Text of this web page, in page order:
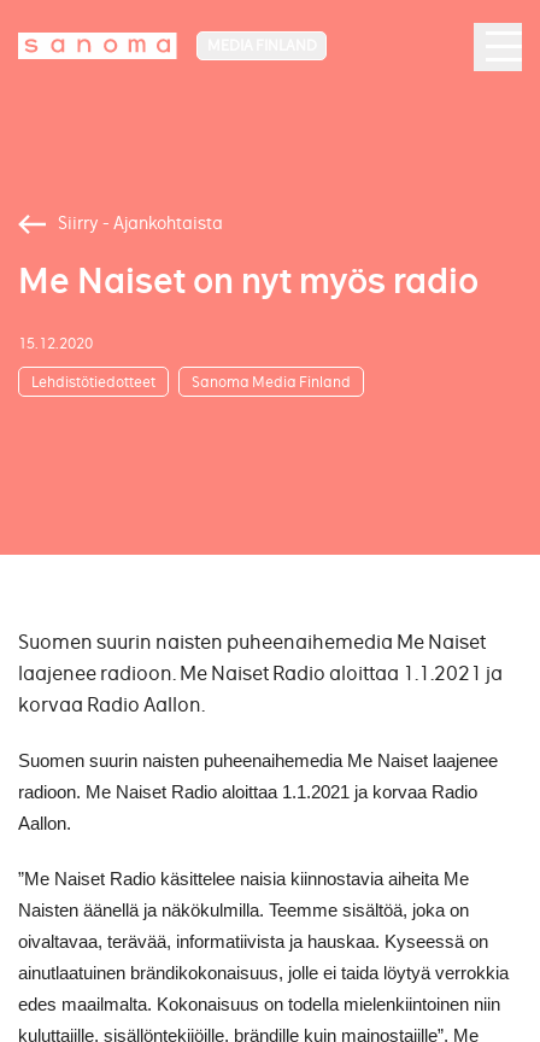
Siirry - Ajankohtaista
Me Naiset on nyt myös radio
15.12.2020
Lehdistötiedotteet Sanoma Media Finland
Suomen suurin naisten puheenaihemedia Me Naiset
laajenee radioon. Me Naiset Radio aloittaa 1.1.2021 ja
korvaa Radio Aallon.
Suomen suurin naisten puheenaihemedia Me Naiset laajenee
radioon. Me Naiset Radio aloittaa 1.1.2021 ja korvaa Radio
Aallon.
”Me Naiset Radio käsittelee naisia kiinnostavia aiheita Me
Naisten äänellä ja näkökulmilla. Teemme sisältöä, joka on
oivaltavaa, terävää, informatiivista ja hauskaa. Kyseessä on
ainutlaatuinen brändikokonaisuus, jolle ei taida löytyä verrokkia
edes maailmalta. Kokonaisuus on todella mielenkiintoinen niin
kuluttajille, sisällöntekijöille, brändille kuin mainostajille”, Me